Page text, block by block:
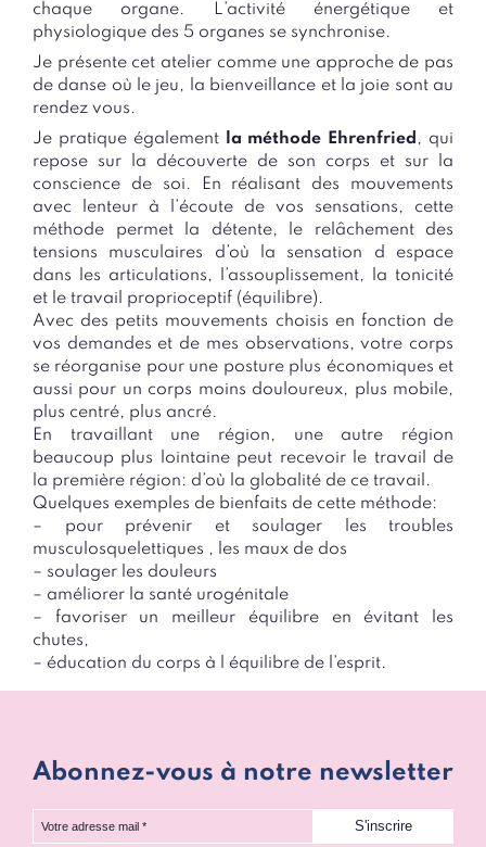
chaque organe. L’activité énergétique et
physiologique des 5 organes se synchronise.
Je présente cet atelier comme une approche de pas
de danse où le jeu, la bienveillance et la joie sont au
rendez vous.
Je pratique également
la méthode Ehrenfried , qui
repose sur la découverte de son corps et sur la
conscience de soi. En réalisant des mouvements
avec lenteur à l’écoute de vos sensations, cette
méthode permet la détente, le relâchement des
tensions musculaires d’où la sensation d espace
dans les articulations, l’assouplissement, la tonicité
et le travail proprioceptif (équilibre).
Avec des petits mouvements choisis en fonction de
vos demandes et de mes observations, votre corps
se réorganise pour une posture plus économiques et
aussi pour un corps moins douloureux, plus mobile,
plus centré, plus ancré.
En travaillant une région, une autre région
beaucoup plus lointaine peut recevoir le travail de
la première région: d’où la globalité de ce travail.
Quelques exemples de bienfaits de cette méthode:
– pour prévenir et soulager les troubles
musculosquelettiques , les maux de dos
– soulager les douleurs
– améliorer la santé urogénitale
– favoriser un meilleur équilibre en évitant les
chutes,
– éducation du corps à l équilibre de l’esprit.
Abonnez-vous à notre newsletter
Votre adresse mail